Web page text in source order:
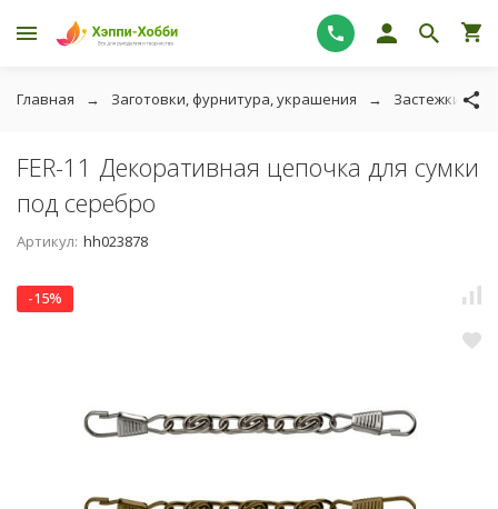
Главная Заготовки, фурнитура, украшения Застежки и
FER-11 Декоративная цепочка для сумки
под серебро
Артикул: hh023878
-15%